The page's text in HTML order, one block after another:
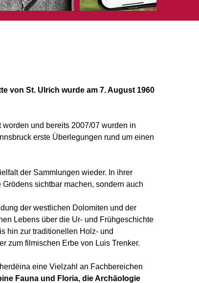
von St. Ulrich wurde am 7. August 1960
und bereits 2007/07 wurden in
erste Überlegungen rund um einen
der Sammlungen wieder. In ihrer
sichtbar machen, sondern auch
der westlichen Dolomiten und der
Lebens über die Ur- und Frühgeschichte
hin zur traditionellen Holz- und
zum filmischen Erbe von Luis Trenker.
eine Vielzahl an Fachbereichen
Fauna und Floria, die Archäologie